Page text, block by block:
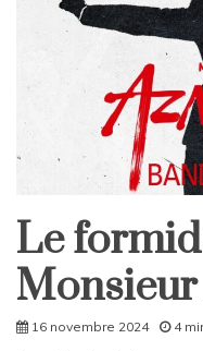
Culture
Home
Le
16 novembre 2024 4